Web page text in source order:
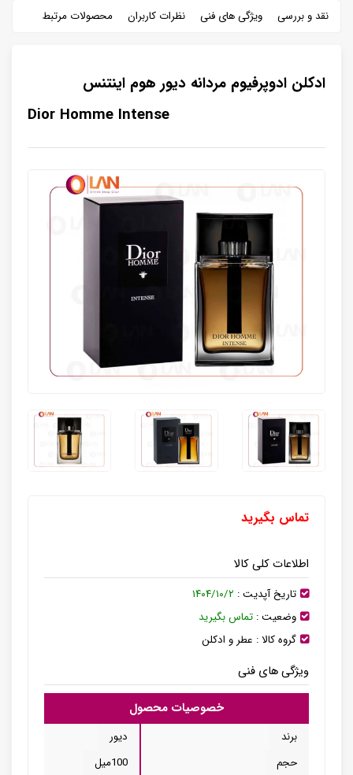
نقد و بررسی ویژگی های فنی نظرات کاربران محصولات مرتبط
ادکلن ادوپرفیوم مردانه دیور هوم اینتنس
Dior Homme Intense
تماس بگیرید
اطلاعات کلی کالا
تاریخ آپدیت : ۱۴۰۴/۱۰/۲
وضعیت : تماس بگیرید
گروه کالا : عطر و ادکلن
ویژگی های فنی
خصوصیات محصول
برند
دیور
حجم
100میل